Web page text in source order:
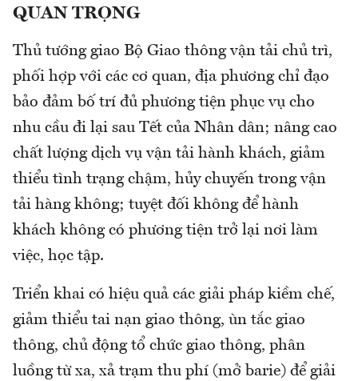
QUAN TRỌNG
Thủ tướng giao Bộ Giao thông vận tải chủ trì,
phối hợp với các cơ quan, địa phương chỉ đạo
bảo đảm bố trí đủ phương tiện phục vụ cho
nhu cầu đi lại sau Tết của Nhân dân; nâng cao
chất lượng dịch vụ vận tải hành khách, giảm
thiểu tình trạng chậm, hủy chuyến trong vận
tải hàng không; tuyệt đối không để hành
khách không có phương tiện trở lại nơi làm
việc, học tập.
Triển khai có hiệu quả các giải pháp kiềm chế,
giảm thiểu tai nạn giao thông, ùn tắc giao
thông, chủ động tổ chức giao thông, phân
luồng từ xa, xả trạm thu phí (mở barie) để giải